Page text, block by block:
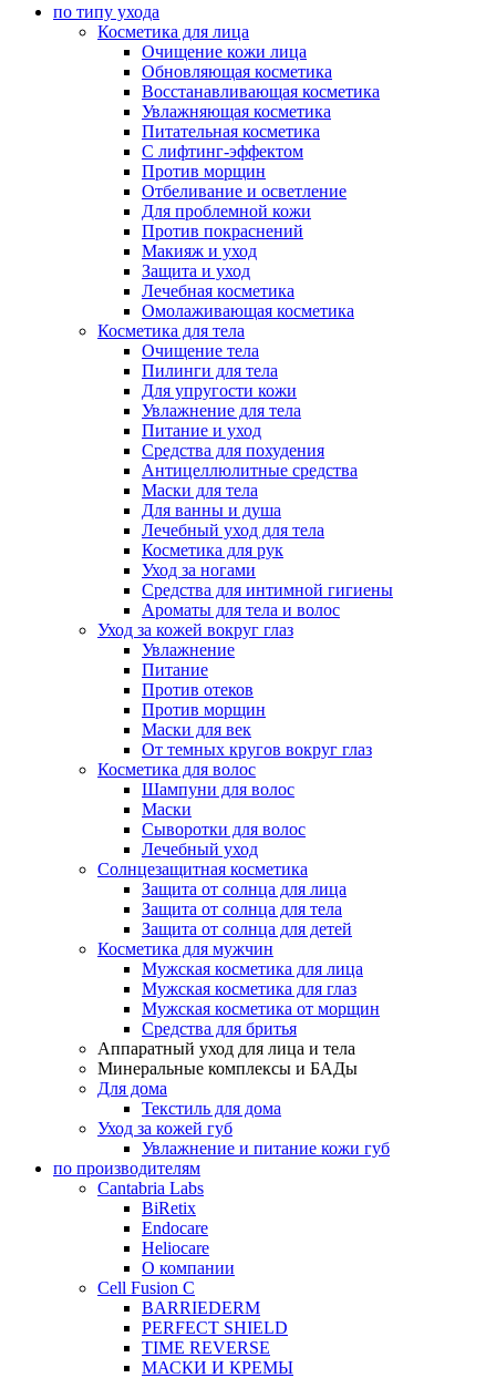
по типу ухода
Косметика для лица
Очищение кожи лица
Обновляющая косметика
Восстанавливающая косметика
Увлажняющая косметика
Питательная косметика
С лифтинг-эффектом
Против морщин
Отбеливание и осветление
Для проблемной кожи
Против покраснений
Макияж и уход
Защита и уход
Лечебная косметика
Омолаживающая косметика
Косметика для тела
Очищение тела
Пилинги для тела
Для упругости кожи
Увлажнение для тела
Питание и уход
Средства для похудения
Антицеллюлитные средства
Маски для тела
Для ванны и душа
Лечебный уход для тела
Косметика для рук
Уход за ногами
Средства для интимной гигиены
Ароматы для тела и волос
Уход за кожей вокруг глаз
Увлажнение
Питание
Против отеков
Против морщин
Маски для век
От темных кругов вокруг глаз
Косметика для волос
Шампуни для волос
Маски
Сыворотки для волос
Лечебный уход
Солнцезащитная косметика
Защита от солнца для лица
Защита от солнца для тела
Защита от солнца для детей
Косметика для мужчин
Мужская косметика для лица
Мужская косметика для глаз
Мужская косметика от морщин
Средства для бритья
Аппаратный уход для лица и тела
Минеральные комплексы и БАДы
Для дома
Текстиль для дома
Уход за кожей губ
Увлажнение и питание кожи губ
по производителям
Cantabria Labs
BiRetix
Endocare
Heliocare
О компании
Cell Fusion C
BARRIEDERM
PERFECT SHIELD
TIME REVERSE
МАСКИ И КРЕМЫ